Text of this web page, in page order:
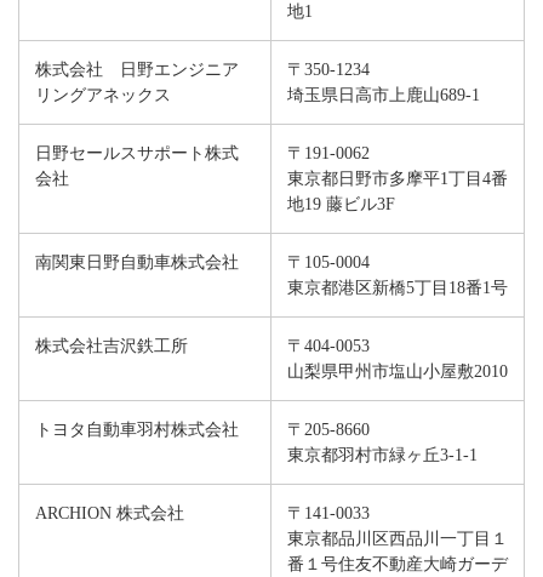
地1
株式会社 日野エンジニア
リングアネックス
〒350-1234
埼玉県日高市上鹿山689-1
日野セールスサポート株式
会社
〒191-0062
東京都日野市多摩平1丁目4番
地19 藤ビル3F
南関東日野自動車株式会社
〒105-0004
東京都港区新橋5丁目18番1号
株式会社吉沢鉄工所
〒404-0053
山梨県甲州市塩山小屋敷2010
トヨタ自動車羽村株式会社
〒205-8660
東京都羽村市緑ヶ丘3-1-1
ARCHION 株式会社
〒141-0033
東京都品川区西品川一丁目１
番１号住友不動産大崎ガーデ